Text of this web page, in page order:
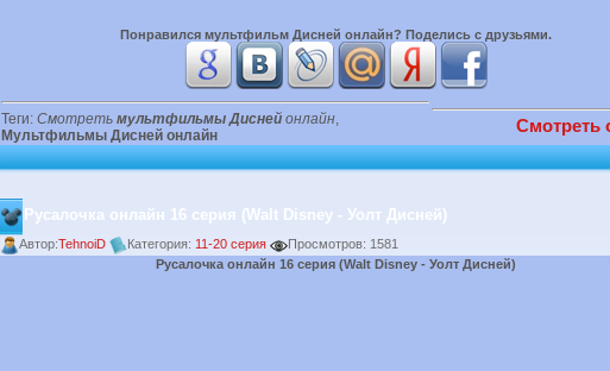
Понравился мультфильм Дисней онлайн? Поделись с друзьями.
Теги: Смотреть мультфильмы Дисней онлайн,
Мультфильмы Дисней онлайн
Смотреть
Русалочка онлайн 16 серия (Walt Disney - Уолт Дисней)
Автор:TehnoiD Категория: 11-20 серия
Просмотров: 1581
Русалочка онлайн 16 серия (Walt Disney - Уолт Дисней)